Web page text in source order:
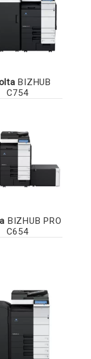
BIZHUB
C754
BIZHUB PRO
C654